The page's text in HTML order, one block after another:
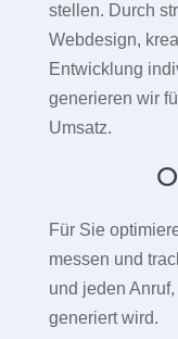
stellen. Durch
Webdesign,
Entwicklung
generieren wir
Umsatz.
Für Sie
messen und
und jeden
generiert wird.